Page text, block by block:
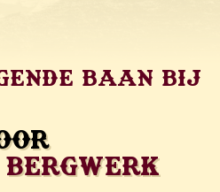
baan bij
Bergwerk